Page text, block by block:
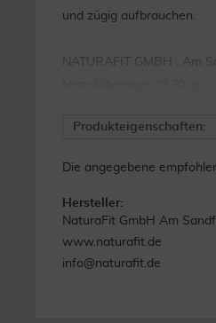
und zügig aufbrauchen.
NATURAFIT GMBH , Am
Produkteigenschaften:
Die angegebene
Hersteller:
NaturaFit GmbH Am
www.naturafit.de
info@naturafit.de